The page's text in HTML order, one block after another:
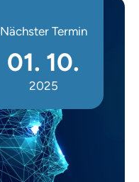
Nächster Termin
01. 10.
2025